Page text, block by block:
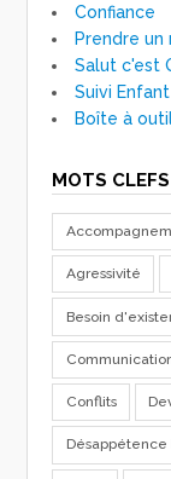
Confiance
Prendre
Salut c'est
Suivi Enfant
Boîte à
MOTS CLEFS
Agressivité
Besoin
Conflits